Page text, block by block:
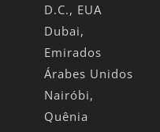
D.C., EUA
Dubai,
Emirados
Árabes Unidos
Nairóbi,
Quênia